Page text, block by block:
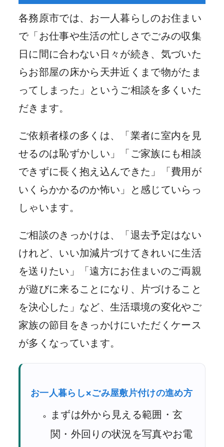
各務原市では、お一人暮らしのお住まい
で「お仕事や生活の忙しさでごみの収集
日に間に合わない日々が続き、気づいた
らお部屋の床から天井近くまで物がたま
ってしまった」というご相談を多くいた
だきます。
ご依頼者様の多くは、「業者に室内を見
せるのは恥ずかしい」「ご家族にも相談
できずに長く抱え込んできた」「費用が
いくらかかるのか怖い」と感じていらっ
しゃいます。
ご相談のきっかけは、「退去予定はない
けれど、いい加減片づけてきれいに生活
を送りたい」「遠方にお住まいのご両親
が遊びに来ることになり、片づけること
を決心した」など、生活環境の変化やご
家族の節目をきっかけにいただくケース
が多くなっています。
お一人暮らし×ごみ屋敷片付けの進め方
まずは外から見える範囲・玄
関・外回りの状況を写真やお電